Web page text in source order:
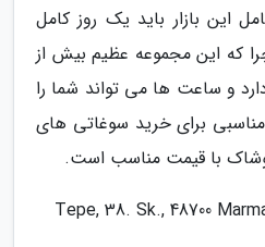
این بازار باید یک روز کامل
که این مجموعه عظیم بیش از
و ساعت ها می تواند شما را
مناسبی برای خرید سوغاتی های
با قیمت مناسب است.